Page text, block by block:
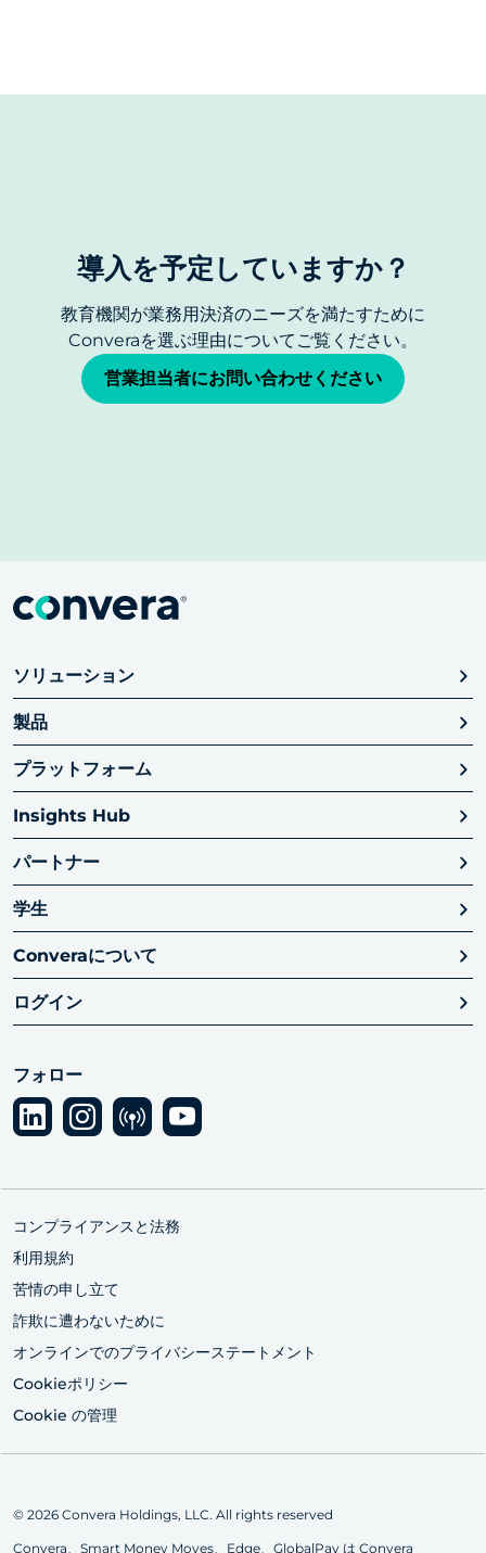
導入を予定していますか？
教育機関が業務用決済のニーズを満たすために
Converaを選ぶ理由についてご覧ください。
営業担当者にお問い合わせください
ソリューション
製品
プラットフォーム
Insights Hub
パートナー
学生
Converaについて
ログイン
フォロー
コンプライアンスと法務
利用規約
苦情の申し立て
詐欺に遭わないために
オンラインでのプライバシーステートメント
Cookieポリシー
Cookie の管理
© 2026 Convera Holdings, LLC. All rights reserved
Convera、Smart Money Moves、Edge、GlobalPay は Convera